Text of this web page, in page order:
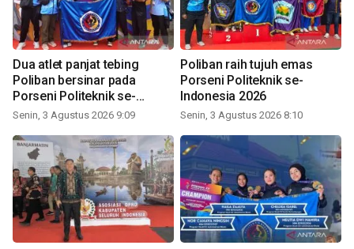
Dua atlet panjat tebing
Poliban bersinar pada
Porseni Politeknik se-
Indonesia 2026
Senin, 3 Agustus 2026 9:09
Poliban raih tujuh emas
Porseni Politeknik se-
Indonesia 2026
Senin, 3 Agustus 2026 8:10